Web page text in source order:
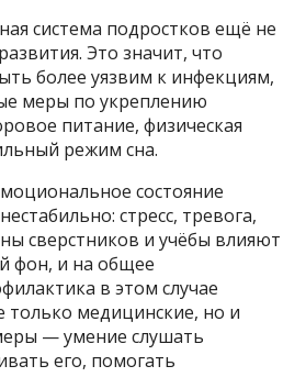
система подростков ещё не
Это значит, что
более уязвим к инфекциям,
меры по укреплению
питание, физическая
режим сна.
состояние
стресс, тревога,
сверстников и учёбы влияют
фон, и на общее
в этом случае
только медицинские, но и
— умение слушать
его, помогать